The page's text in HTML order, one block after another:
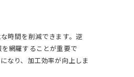
時間を削減できます。逆
網羅することが重要で
なり、加工効率が向上しま